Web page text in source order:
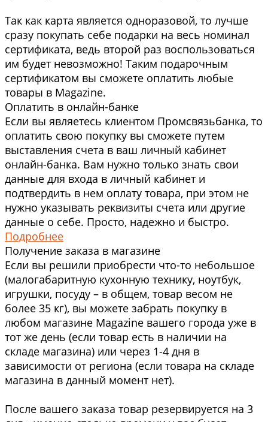
Так как карта является одноразовой, то лучше
сразу покупать себе подарки на весь номинал
сертификата, ведь второй раз воспользоваться
им будет невозможно! Таким подарочным
сертификатом вы сможете оплатить любые
товары в Magazine.
Оплатить в онлайн-банке
Если вы являетесь клиентом Промсвязьбанка, то
оплатить свою покупку вы сможете путем
выставления счета в ваш личный кабинет
онлайн-банка. Вам нужно только знать свои
данные для входа в личный кабинет и
подтвердить в нем оплату товара, при этом не
нужно указывать реквизиты счета или другие
данные о себе. Просто, надежно и быстро.
Подробнее
Получение заказа в магазине
Если вы решили приобрести что-то небольшое
(малогабаритную кухонную технику, ноутбук,
игрушки, посуду – в общем, товар весом не
более 35 кг), вы можете забрать покупку в
любом магазине Magazine вашего города уже в
тот же день (если товар есть в наличии на
складе магазина) или через 1-4 дня в
зависимости от региона (если товара на складе
магазина в данный момент нет).
После вашего заказа товар резервируется на 3